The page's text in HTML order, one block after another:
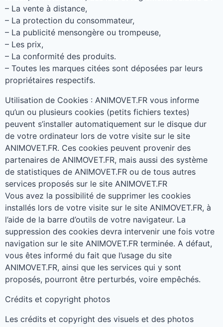
– La vente à distance,
– La protection du consommateur,
– La publicité mensongère ou trompeuse,
– Les prix,
– La conformité des produits.
– Toutes les marques citées sont déposées par leurs
propriétaires respectifs.
Utilisation de Cookies : ANIMOVET.FR vous informe
qu’un ou plusieurs cookies (petits fichiers textes)
peuvent s’installer automatiquement sur le disque dur
de votre ordinateur lors de votre visite sur le site
ANIMOVET.FR. Ces cookies peuvent provenir des
partenaires de ANIMOVET.FR, mais aussi des système
de statistiques de ANIMOVET.FR ou de tous autres
services proposés sur le site ANIMOVET.FR
Vous avez la possibilité de supprimer les cookies
installés lors de votre visite sur le site ANIMOVET.FR, à
l’aide de la barre d’outils de votre navigateur. La
suppression des cookies devra intervenir une fois votre
navigation sur le site ANIMOVET.FR terminée. A défaut,
vous êtes informé du fait que l’usage du site
ANIMOVET.FR, ainsi que les services qui y sont
proposés, pourront être perturbés, voire empêchés.
Crédits et copyright photos
Les crédits et copyright des visuels et des photos